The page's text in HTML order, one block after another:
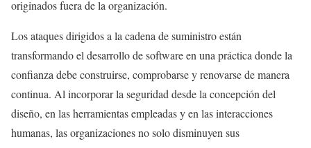
originados fuera de la organización.
Los ataques dirigidos a la cadena de suministro están
transformando el desarrollo de software en una práctica donde la
confianza debe construirse, comprobarse y renovarse de manera
continua. Al incorporar la seguridad desde la concepción del
diseño, en las herramientas empleadas y en las interacciones
humanas, las organizaciones no solo disminuyen sus